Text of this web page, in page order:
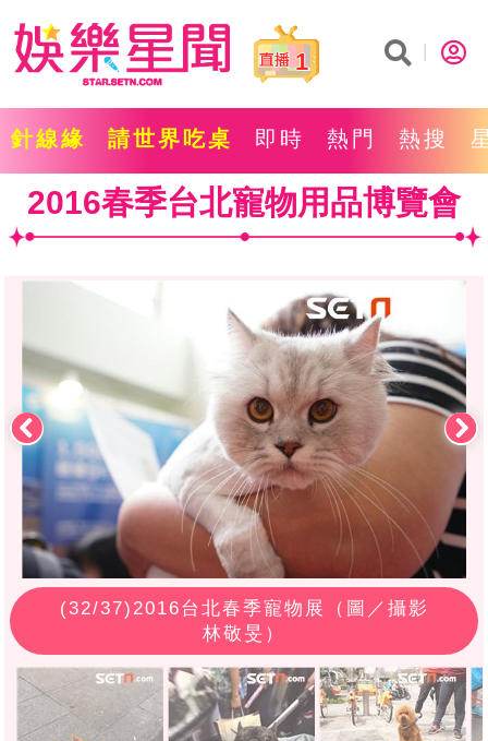
1
針線緣 請世界吃桌 即時 熱門 熱搜
2016春季台北寵物用品博覽會
(32/37)2016台北春季寵物展（圖／攝影
林敬旻）